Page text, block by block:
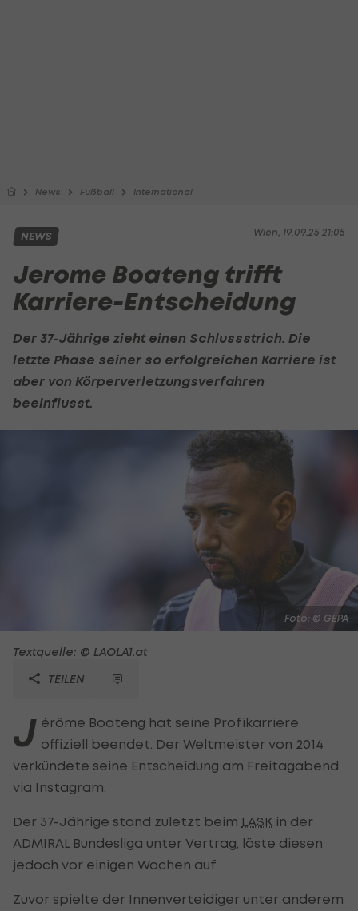
News Fußball International
Wien, 19.09.25 21:05
NEWS
Jerome Boateng trifft
Karriere-Entscheidung
Der 37-Jährige zieht einen Schlussstrich. Die
letzte Phase seiner so erfolgreichen Karriere ist
aber von Körperverletzungsverfahren
beeinflusst.
Foto: © GEPA
Textquelle: © LAOLA1.at
TEILEN
J érôme Boateng hat seine Profikarriere
offiziell beendet. Der Weltmeister von 2014
verkündete seine Entscheidung am Freitagabend
via Instagram.
Der 37-Jährige stand zuletzt beim LASK in der
ADMIRAL Bundesliga unter Vertrag, löste diesen
jedoch vor einigen Wochen auf.
Zuvor spielte der Innenverteidiger unter anderem